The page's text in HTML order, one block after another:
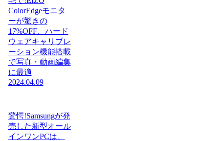
ColorEdgeモニタ
ーが驚きの
17%OFF、ハード
ウェアキャリブレ
ーション機能搭載
で写真・動画編集
に最適
2024.04.09
驚愕!Samsungが発
売した新型オール
インワンPCは、